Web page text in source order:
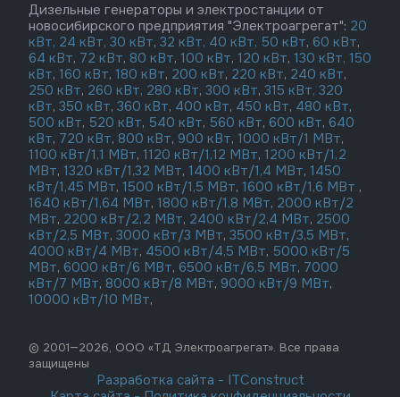
Дизельные генераторы и электростанции от
новосибирского предприятия "Электроагрегат": 20
кВт, 24 кВт, 30 кВт, 32 кВт, 40 кВт, 50 кВт, 60 кВт,
64 кВт, 72 кВт, 80 кВт, 100 кВт, 120 кВт, 130 кВт, 150
кВт, 160 кВт, 180 кВт, 200 кВт, 220 кВт, 240 кВт,
250 кВт, 260 кВт, 280 кВт, 300 кВт, 315 кВт, 320
кВт, 350 кВт, 360 кВт, 400 кВт, 450 кВт, 480 кВт,
500 кВт, 520 кВт, 540 кВт, 560 кВт, 600 кВт, 640
кВт, 720 кВт, 800 кВт, 900 кВт, 1000 кВт/1 МВт,
1100 кВт/1,1 МВт, 1120 кВт/1,12 МВт, 1200 кВт/1,2
МВт, 1320 кВт/1,32 МВт, 1400 кВт/1,4 МВт, 1450
кВт/1,45 МВт, 1500 кВт/1,5 МВт, 1600 кВт/1,6 МВт ,
1640 кВт/1,64 МВт, 1800 кВт/1,8 МВт, 2000 кВт/2
МВт, 2200 кВт/2,2 МВт, 2400 кВт/2,4 МВт, 2500
кВт/2,5 МВт, 3000 кВт/3 МВт, 3500 кВт/3,5 МВт,
4000 кВт/4 МВт, 4500 кВт/4,5 МВт, 5000 кВт/5
МВт, 6000 кВт/6 МВт, 6500 кВт/6,5 МВт, 7000
кВт/7 МВт, 8000 кВт/8 МВт, 9000 кВт/9 МВт,
10000 кВт/10 МВт,
© 2001—2026, ООО «ТД Электроагрегат». Все права
защищены
Разработка сайта - ITConstruct